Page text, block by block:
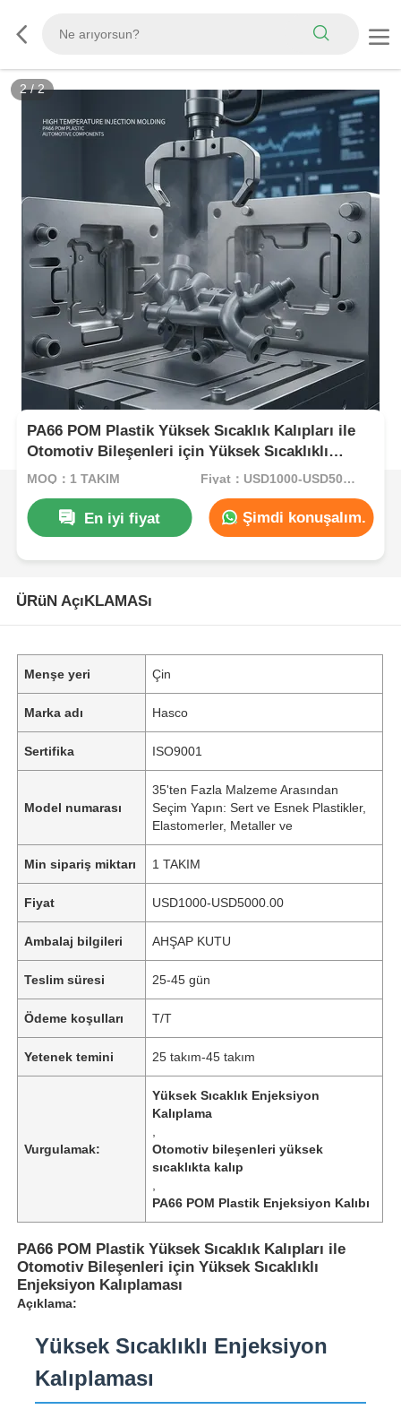
2/2
PA66 POM Plastik Yüksek Sıcaklık Kalıpları ile
Otomotiv Bileşenleri için Yüksek Sıcaklıklı
Enjeksiyon Kalıplaması
MOQ：1 TAKIM Fiyat：USD1000-USD5000.00
En iyi fiyat Şimdi konuşalım.
ÜRüN AçıKLAMASı
Menşe yeri Çin
Marka adı Hasco
Sertifika ISO9001
Model numarası
35'ten Fazla Malzeme Arasından
Seçim Yapın: Sert ve Esnek Plastikler,
Elastomerler, Metaller ve
Min sipariş miktarı 1 TAKIM
Fiyat USD1000-USD5000.00
Ambalaj bilgileri AHŞAP KUTU
Teslim süresi 25-45 gün
Ödeme koşulları T/T
Yetenek temini 25 takım-45 takım
Vurgulamak:
Yüksek Sıcaklık Enjeksiyon
Kalıplama
Otomotiv bileşenleri yüksek
sıcaklıkta kalıp
PA66 POM Plastik Enjeksiyon Kalıbı
PA66 POM Plastik Yüksek Sıcaklık Kalıpları ile
Otomotiv Bileşenleri için Yüksek Sıcaklıklı
Enjeksiyon Kalıplaması
Açıklama:
Yüksek Sıcaklıklı Enjeksiyon
Kalıplaması